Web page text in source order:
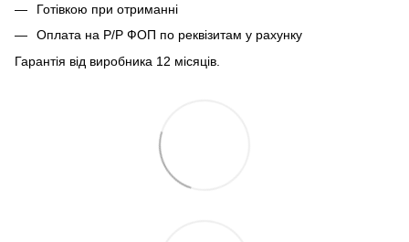
Готівкою при отриманні
Оплата на Р/Р ФОП по реквізитам у рахунку
Гарантія від виробника 12 місяців.